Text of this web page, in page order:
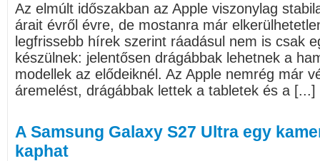
Az elmúlt időszakban az Apple viszonylag
árait évről évre, de mostanra már
legfrissebb hírek szerint ráadásul nem is csak
készülnek: jelentősen drágábbak lehetnek a
modellek az elődeiknél. Az Apple nemrég már
áremelést, drágábbak lettek a tabletek és a [...]
A Samsung Galaxy S27 Ultra egy
kaphat